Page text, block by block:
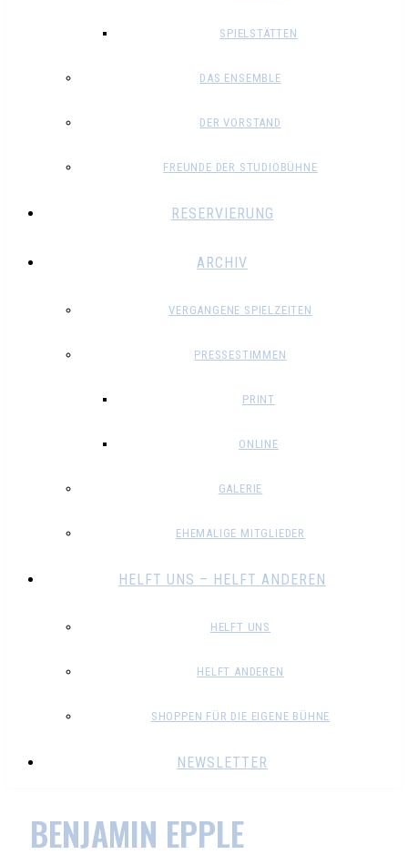
SPIELSTÄTTEN
DAS ENSEMBLE
DER VORSTAND
FREUNDE DER STUDIOBÜHNE
RESERVIERUNG
ARCHIV
VERGANGENE SPIELZEITEN
PRESSESTIMMEN
PRINT
ONLINE
GALERIE
EHEMALIGE MITGLIEDER
HELFT UNS – HELFT ANDEREN
HELFT UNS
HELFT ANDEREN
SHOPPEN FÜR DIE EIGENE BÜHNE
NEWSLETTER
BENJAMIN EPPLE